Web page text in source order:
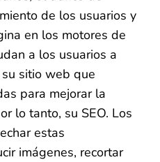
de los usuarios y
en los motores de
a los usuarios a
sitio web que
para mejorar la
lo tanto, su SEO. Los
estas
imágenes, recortar